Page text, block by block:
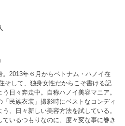
。2013年６月からベトナム・ハノイ在
そして、独身女性だからこそ書ける記
日々奔走中。自称ハノイ美容マニア。
「民族衣装」撮影時にベストなコンディ
、日々新しい美容方法を試している。
ているつもりなのに、度々変な事に巻き